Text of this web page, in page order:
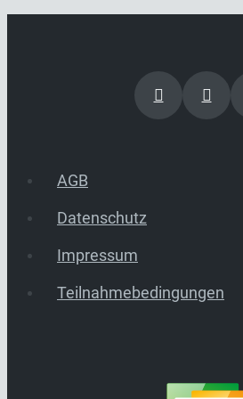
AGB
Datenschutz
Impressum
Teilnahmebedingungen